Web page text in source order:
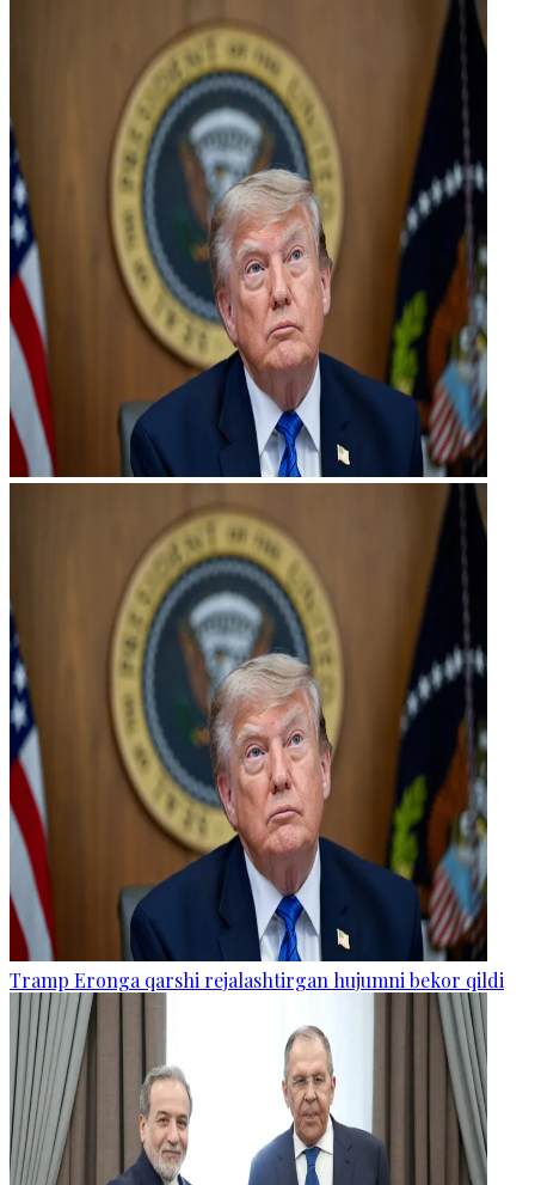
Tramp Eronga qarshi rejalashtirgan hujumni bekor qildi